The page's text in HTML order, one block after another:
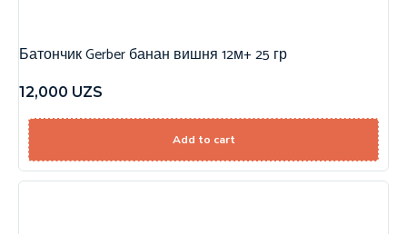
Батончик Gerber банан вишня 12м+ 25 гр
12,000 UZS
Add to cart